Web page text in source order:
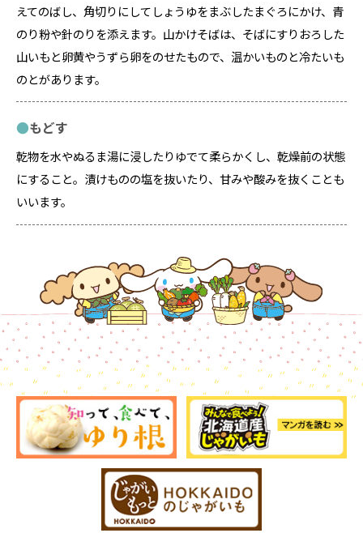
えてのばし、角切りにしてしょうゆをまぶしたまぐろにかけ、青
のり粉や針のりを添えます。山かけそばは、そばにすりおろした
山いもと卵黄やうずら卵をのせたもので、温かいものと冷たいも
のとがあります。
もどす
乾物を水やぬるま湯に浸したりゆでて柔らかくし、乾燥前の状態
にすること。漬けものの塩を抜いたり、甘みや酸みを抜くことも
いいます。